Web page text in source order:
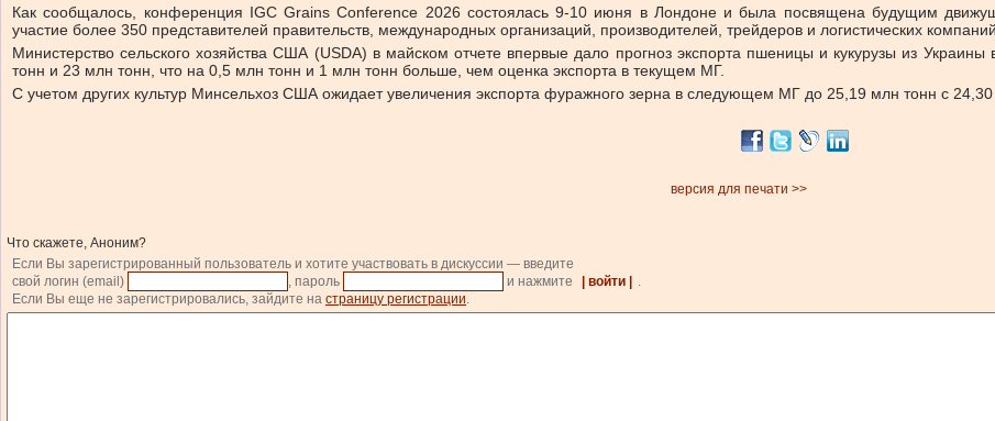
Как сообщалось, конференция IGC Grains Conference 2026 состоялась 9-10 июня в Лондоне и была посвящена будущим
участие более 350 представителей правительств, международных организаций, производителей, трейдеров и логистических
Министерство сельского хозяйства США (USDA) в майском отчете впервые дало прогноз экспорта пшеницы и кукурузы из
тонн и 23 млн тонн, что на 0,5 млн тонн и 1 млн тонн больше, чем оценка экспорта в текущем МГ.
С учетом других культур Минсельхоз США ожидает увеличения экспорта фуражного зерна в следующем МГ до 25,19 млн тонн с
версия для печати >>
Что скажете, Аноним?
Если Вы зарегистрированный пользователь и хотите участвовать в дискуссии — введите
свой логин (email)
, пароль и нажмите | войти |
.
Если Вы еще не зарегистрировались, зайдите на страницу регистрации.